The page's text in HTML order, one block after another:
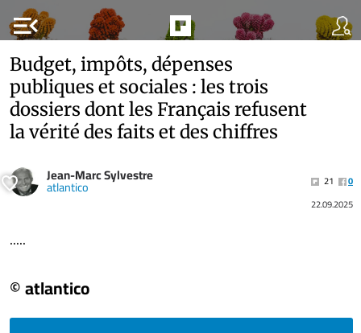
menu_open
Budget, impôts, dépenses
publiques et sociales : les trois
dossiers dont les Français refusent
la vérité des faits et des chiffres
Jean-Marc Sylvestre
atlantico 21
0
22.09.2025
.....
© atlantico